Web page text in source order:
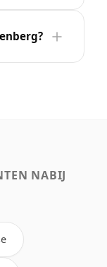
NABIJ